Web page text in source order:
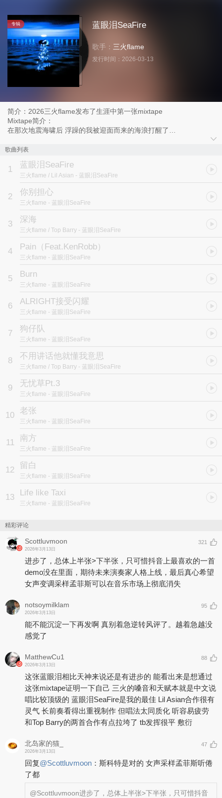
专辑 蓝眼泪SeaFire
歌手： 三火flame
发行时间： 2026-03-13
简介：2026三火flame发布了生涯中第一张mixtape
Mixtape简介：
在那次地震海啸后 浮躁的我被迎面而来的海浪打醒了
甚至燃烧在他们不敢想的范围内
他们对着我孤独的背影提早悼念
但我在雷电和风雨中找到了那份初心
突破进那片最深的海
在那里找到了平静
回归到了音乐
看 海面上漂浮起火焰
他们管它叫蓝眼泪
感谢各位在听我用尽情绪去做的音乐
如果那份情绪也相近你的生活
那刻你的泪也是蓝眼泪
Sea Fire （海火）Mixtape check this out
感谢所有助阵此tape的艺术家
Top barry
Lil Asian
Kenrobb
编曲制作：Ziple Vainlyboyaslayer MuchZhang Pablo 吕厚德Mark
Sako8
封面：Jackboi
混音母带：Sako8 李泽泰@G-Ray
歌曲列表
1 蓝眼泪SeaFire
三火flame / Lil Asian - 蓝眼泪SeaFire
2 你别担心
三火flame - 蓝眼泪SeaFire
3 深海
三火flame / Top Barry - 蓝眼泪SeaFire
4 Pain（Feat.KenRobb）
三火flame - 蓝眼泪SeaFire
5 Burn
三火flame - 蓝眼泪SeaFire
6 ALRIGHT接受闪耀
三火flame - 蓝眼泪SeaFire
7 狗仔队
三火flame - 蓝眼泪SeaFire
8 不用讲话他就懂我意思
三火flame / Top Barry - 蓝眼泪SeaFire
9 无忧草Pt.3
三火flame - 蓝眼泪SeaFire
10 老张
三火flame - 蓝眼泪SeaFire
11 南方
三火flame - 蓝眼泪SeaFire
12 留白
三火flame - 蓝眼泪SeaFire
13 Life like Taxi
三火flame - 蓝眼泪SeaFire
精彩评论
Scottluvmoon
2026年3月13日
321
进步了，总体上半张>下半张，只可惜抖音上最喜欢的一首
demo没在里面，期待未来演奏家人格上线，最后真心希望
女声变调采样孟菲斯可以在音乐市场上彻底消失
notsoymilklam
2026年3月13日
95
能不能沉淀一下再发啊 真别着急逆转风评了。越着急越没
感觉了
MatthewCu1
2026年3月13日
88
这张蓝眼泪相比天神来说还是有进步的 能看出来是想通过
这张mixtape证明一下自己 三火的嗓音和天赋本就是中文说
唱比较顶级的 蓝眼泪SeaFire是我的最佳 Lil Asian合作很有
灵气 长前奏看得出重视制作 但唱法太同质化 听容易疲劳
和Top Barry的两首合作有点拉垮了 tb发挥很平 敷衍
北岛家的猫_
2026年3月13日
47
回复@Scottluvmoon ： 斯科特是对的 女声采样孟菲斯听倦
了都
@Scottluvmoon进步了，总体上半张>下半张，只可惜抖音